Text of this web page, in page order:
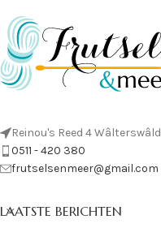
Reinou's Reed 4 Wâlterswâld
0511 - 420 380
frutselsenmeer@gmail.com
LAATSTE BERICHTEN